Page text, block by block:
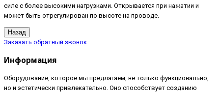
силе с более высокими нагрузками. Открывается при нажатии и
может быть отрегулирован по высоте на проводе.
Заказать обратный звонок
Информация
Оборудование, которое мы предлагаем, не только функционально,
но и эстетически привлекательно. Оно способствует созданию